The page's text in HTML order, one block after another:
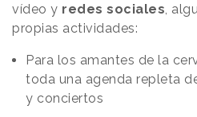
vídeo y redes sociales,
propias actividades:
Para los amantes de la
toda una agenda repleta
y conciertos